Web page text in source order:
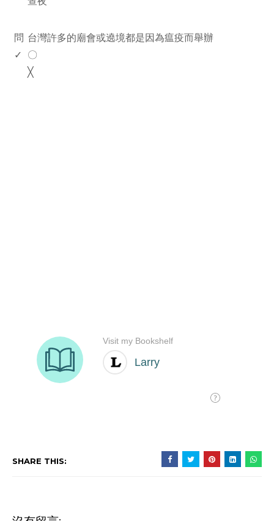
問 台灣許多的廟會或遶境都是因為瘟疫而舉辦
✓
〇
╳
SHARE THIS: